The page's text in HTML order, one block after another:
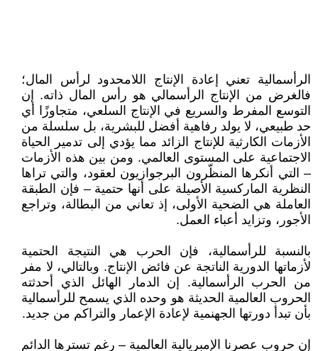
الرأسمالية تعني إعادة الإنتاج اللامحدود لرأس المال؛
فالغرض من الإنتاج الرأسمالي هو رأس المال ذاته. إن
التوسع المفرط والسريع في الإنتاج السلعي، متجاوزًا أي
حد طبيعي، لا يولد رفاهية أفضل للبشرية، بل سلسلة من
الأزمات الكارثية للإنتاج الزائد مما يؤدي إلى تدمير الحياة
الاجتماعية على المستوى العالمي. ومن بين هذه الأزمات
– التي أنكرها المنظّرون البرجوازيون لعقود، والتي تراها
النظرية الماركسية الأصيلة على أنها حتمية – فإن الطبقة
العاملة هي الضحية الأولى، إذ تعاني من البطالة، وتراجع
الأجور، وتزايد أعباء العمل.
بالنسبة للرأسمالية، فإن الحرب هي النتيجة الحتمية
لأزماتها الدورية الناتجة عن فائض الإنتاج. وبالتالي، لا مفر
من الحرب الرأسمالية. إن الدمار الهائل الذي أحدثته
الحروب العالمية الحديثة هو وحده الذي يسمح للرأسمالية
بأن تبدأ دورتها الجهنمية لإعادة الإعمار والتراكم من جديد.
إن حروب عصرنا الإمبريالية العالمية – رغم تسترها الدائم